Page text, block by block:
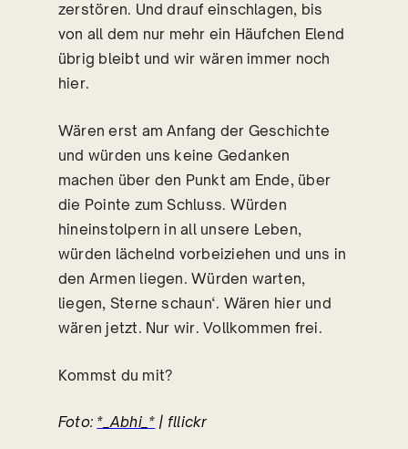
zerstören. Und drauf einschlagen, bis
von all dem nur mehr ein Häufchen Elend
übrig bleibt und wir wären immer noch
hier.
Wären erst am Anfang der Geschichte
und würden uns keine Gedanken
machen über den Punkt am Ende, über
die Pointe zum Schluss. Würden
hineinstolpern in all unsere Leben,
würden lächelnd vorbeiziehen und uns in
den Armen liegen. Würden warten,
liegen, Sterne schaun‘. Wären hier und
wären jetzt. Nur wir. Vollkommen frei.
Kommst du mit?
Foto: *_Abhi_* | fllickr